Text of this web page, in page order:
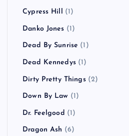
Cypress Hill (1)
Danko Jones (1)
Dead By Sunrise (1)
Dead Kennedys(1)
Dirty Pretty Things(2)
Down By Law (1)
Dr. Feelgood (1)
Dragon Ash (6)